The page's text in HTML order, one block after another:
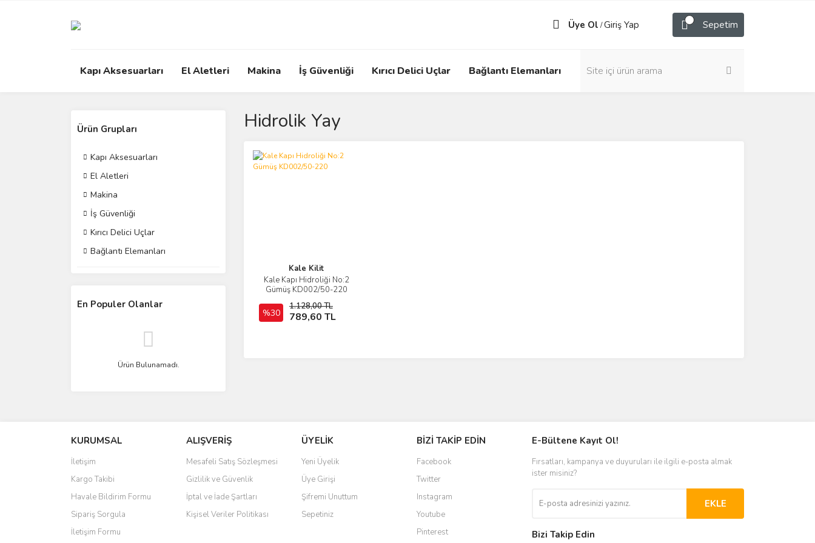
Üye Ol /Giriş Yap Sepetim
Kapı Aksesuarları El Aletleri Makina İş Güvenliği Kırıcı Delici Uçlar Bağlantı Elemanları
Ürün Grupları
Kapı Aksesuarları
El Aletleri
Makina
İş Güvenliği
Kırıcı Delici Uçlar
Bağlantı Elemanları
En Populer Olanlar
Ürün Bulunamadı.
Hidrolik Yay
Kale Kilit
Kale Kapı Hidroliği No:2
Gümüş KD002/50-220
%30
1.128,00 TL
789,60 TL
İncele
Sepete Ekle
KURUMSAL
İletişim
Kargo Takibi
Havale Bildirim Formu
Sipariş Sorgula
İletişim Formu
ALIŞVERİŞ
Mesafeli Satış Sözleşmesi
Gizlilik ve Güvenlik
İptal ve İade Şartları
Kişisel Veriler Politikası
ÜYELİK
Yeni Üyelik
Üye Girişi
Şifremi Unuttum
Sepetiniz
BİZİ TAKİP EDİN
Facebook
Twitter
Instagram
Youtube
Pinterest
E-Bültene Kayıt Ol!
Fırsatları, kampanya ve duyuruları ile ilgili e-posta almak
ister misiniz?
EKLE
Bizi Takip Edin